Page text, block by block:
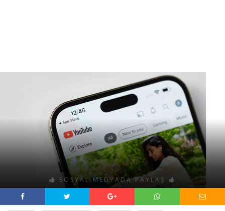
SOSYAL MEDYADA PAYLAŞ